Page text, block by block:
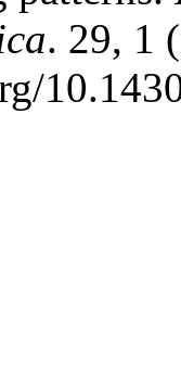
. 29, 1